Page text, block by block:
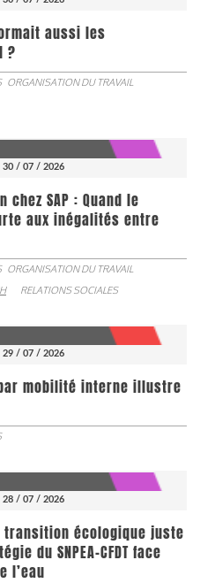
aussi les
?
ORGANISATION DU TRAVAIL
30 / 07 / 2026
SAP : Quand le
aux inégalités entre
ORGANISATION DU TRAVAIL
RELATIONS SOCIALES
29 / 07 / 2026
mobilité interne illustre
28 / 07 / 2026
écologique juste
du SNPEA-CFDT face
l’eau